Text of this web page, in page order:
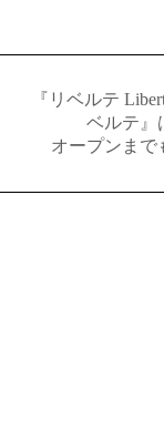
『リベルテ
ベルテ』
オープンまで